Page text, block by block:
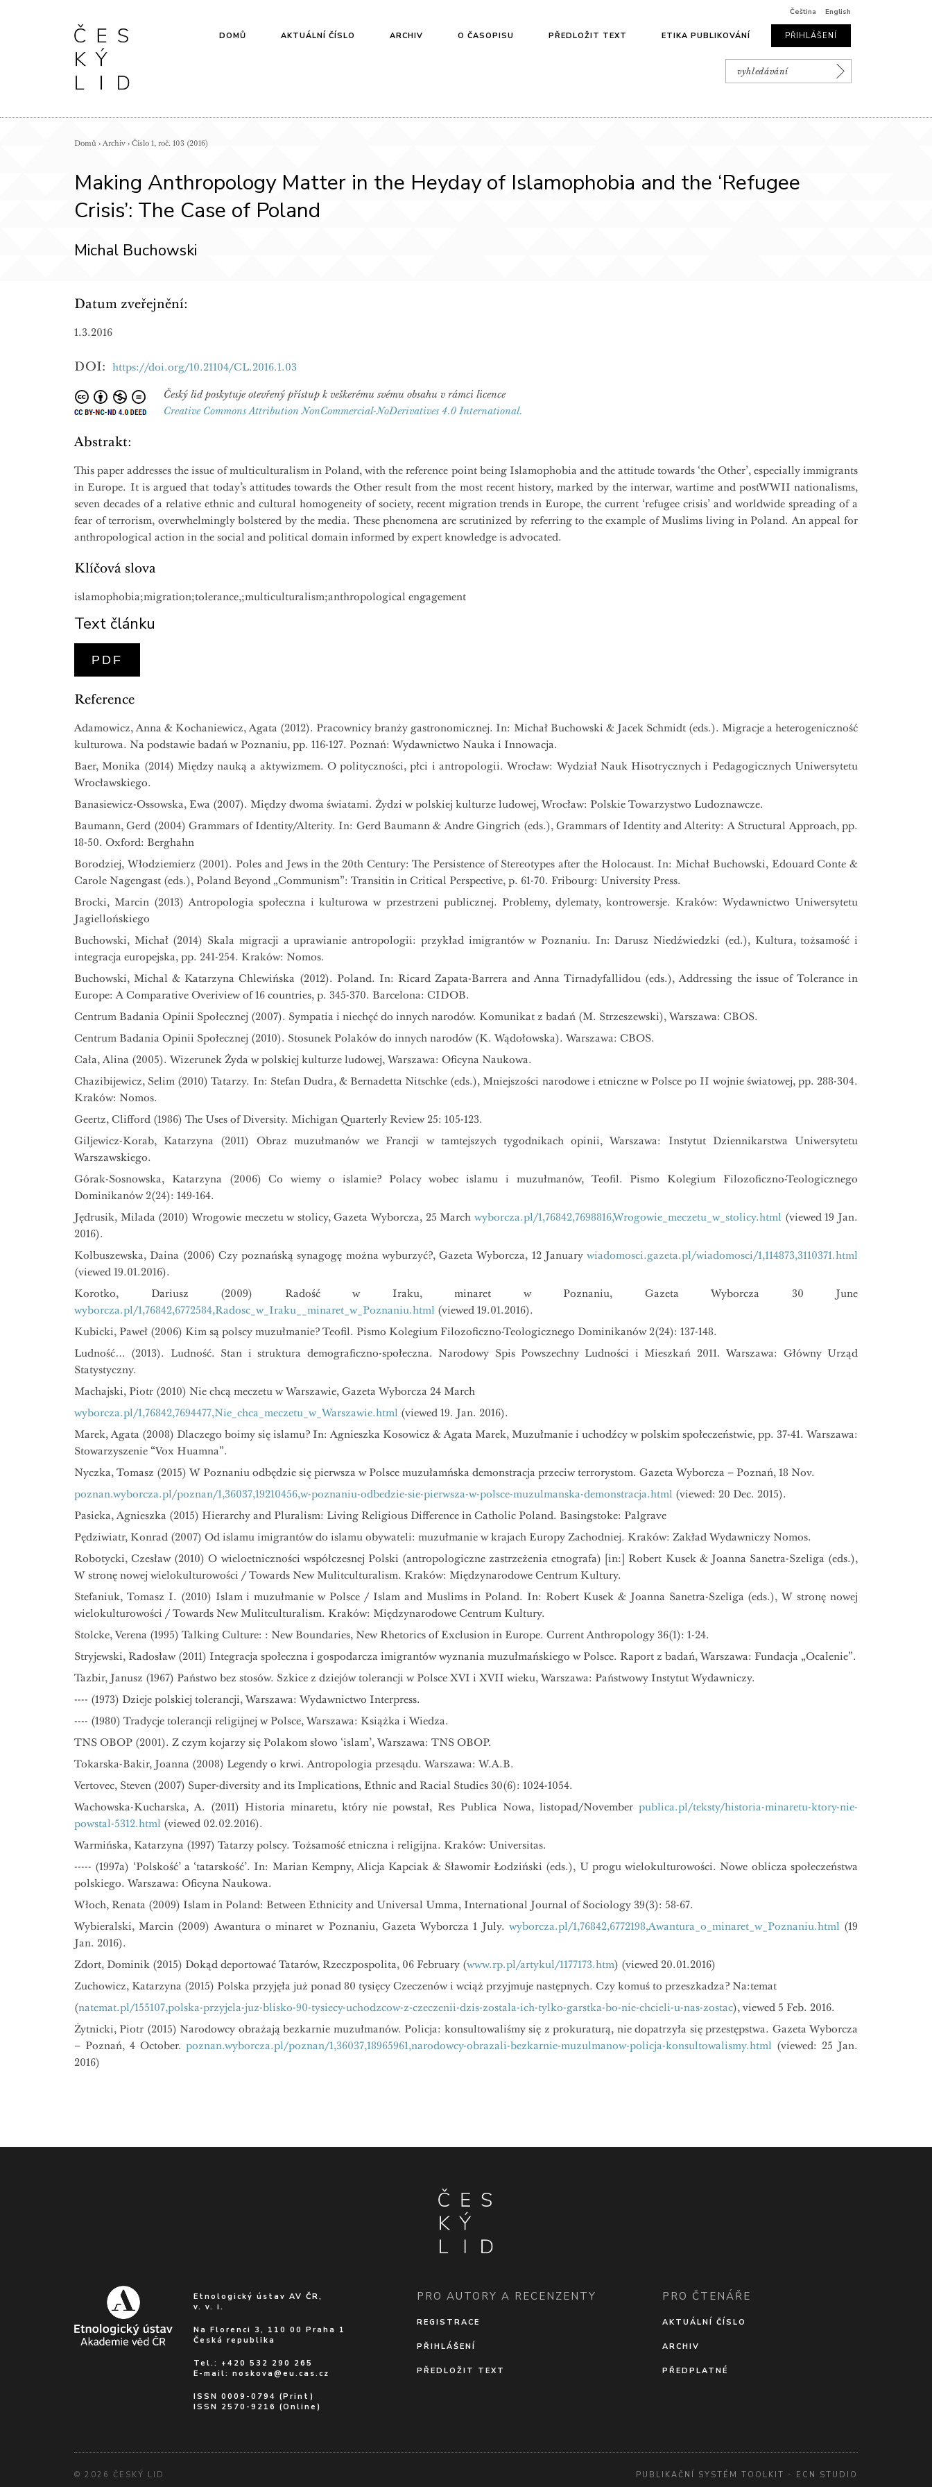
Čeština English
DOMŮ AKTUÁLNÍ ČÍSLO ARCHIV O ČASOPISU PŘEDLOŽIT TEXT ETIKA PUBLIKOVÁNÍ PŘIHLÁŠENÍ
Domů › Archiv › Číslo 1, roč. 103 (2016)
Making Anthropology Matter in the Heyday of Islamophobia and the ‘Refugee
Crisis’: The Case of Poland
Michal Buchowski
Datum zveřejnění:
1.3.2016
DOI: https://doi.org/10.21104/CL.2016.1.03
Český lid poskytuje otevřený přístup k veškerému svému obsahu v rámci licence
Creative Commons Attribution NonCommercial-NoDerivatives 4.0 International.
Abstrakt:
This paper addresses the issue of multiculturalism in Poland, with the reference point being Islamophobia and the attitude towards ‘the Other’, especially immigrants
in Europe. It is argued that today’s attitudes towards the Other result from the most recent history, marked by the interwar, wartime and postWWII nationalisms,
seven decades of a relative ethnic and cultural homogeneity of society, recent migration trends in Europe, the current ‘refugee crisis’ and worldwide spreading of a
fear of terrorism, overwhelmingly bolstered by the media. These phenomena are scrutinized by referring to the example of Muslims living in Poland. An appeal for
anthropological action in the social and political domain informed by expert knowledge is advocated.
Klíčová slova
islamophobia;migration;tolerance,;multiculturalism;anthropological engagement
Text článku
PDF
Reference
Adamowicz, Anna & Kochaniewicz, Agata (2012). Pracownicy branży gastronomicznej. In: Michał Buchowski & Jacek Schmidt (eds.). Migracje a heterogeniczność
kulturowa. Na podstawie badań w Poznaniu, pp. 116-127. Poznań: Wydawnictwo Nauka i Innowacja.
Baer, Monika (2014) Między nauką a aktywizmem. O polityczności, płci i antropologii. Wrocław: Wydział Nauk Hisotrycznych i Pedagogicznych Uniwersytetu
Wrocławskiego.
Banasiewicz-Ossowska, Ewa (2007). Między dwoma światami. Żydzi w polskiej kulturze ludowej, Wrocław: Polskie Towarzystwo Ludoznawcze.
Baumann, Gerd (2004) Grammars of Identity/Alterity. In: Gerd Baumann & Andre Gingrich (eds.), Grammars of Identity and Alterity: A Structural Approach, pp.
18-50. Oxford: Berghahn
Borodziej, Włodziemierz (2001). Poles and Jews in the 20th Century: The Persistence of Stereotypes after the Holocaust. In: Michał Buchowski, Edouard Conte &
Carole Nagengast (eds.), Poland Beyond „Communism”: Transitin in Critical Perspective, p. 61-70. Fribourg: University Press.
Brocki, Marcin (2013) Antropologia społeczna i kulturowa w przestrzeni publicznej. Problemy, dylematy, kontrowersje. Kraków: Wydawnictwo Uniwersytetu
Jagiellońskiego
Buchowski, Michał (2014) Skala migracji a uprawianie antropologii: przykład imigrantów w Poznaniu. In: Darusz Niedźwiedzki (ed.), Kultura, tożsamość i
integracja europejska, pp. 241-254. Kraków: Nomos.
Buchowski, Michal & Katarzyna Chlewińska (2012). Poland. In: Ricard Zapata-Barrera and Anna Tirnadyfallidou (eds.), Addressing the issue of Tolerance in
Europe: A Comparative Overiview of 16 countries, p. 345-370. Barcelona: CIDOB.
Centrum Badania Opinii Społecznej (2007). Sympatia i niechęć do innych narodów. Komunikat z badań (M. Strzeszewski), Warszawa: CBOS.
Centrum Badania Opinii Społecznej (2010). Stosunek Polaków do innych narodów (K. Wądołowska). Warszawa: CBOS.
Cała, Alina (2005). Wizerunek Żyda w polskiej kulturze ludowej, Warszawa: Oficyna Naukowa.
Chazibijewicz, Selim (2010) Tatarzy. In: Stefan Dudra, & Bernadetta Nitschke (eds.), Mniejszości narodowe i etniczne w Polsce po II wojnie światowej, pp. 288-304.
Kraków: Nomos.
Geertz, Clifford (1986) The Uses of Diversity. Michigan Quarterly Review 25: 105-123.
Giljewicz-Korab, Katarzyna (2011) Obraz muzułmanów we Francji w tamtejszych tygodnikach opinii, Warszawa: Instytut Dziennikarstwa Uniwersytetu
Warszawskiego.
Górak-Sosnowska, Katarzyna (2006) Co wiemy o islamie? Polacy wobec islamu i muzułmanów, Teofil. Pismo Kolegium Filozoficzno-Teologicznego
Dominikanów 2(24): 149-164.
Jędrusik, Milada (2010) Wrogowie meczetu w stolicy, Gazeta Wyborcza, 25 Marchwyborcza.pl/1,76842,7698816,Wrogowie_meczetu_w_stolicy.html (viewed 19 Jan.
2016).
Kolbuszewska, Daina (2006) Czy poznańską synagogę można wyburzyć?, Gazeta Wyborcza, 12 January wiadomosci.gazeta.pl/wiadomosci/1,114873,3110371.html
(viewed 19.01.2016).
Korotko, Dariusz (2009) Radość w Iraku, minaret w Poznaniu, Gazeta Wyborcza 30 June
wyborcza.pl/1,76842,6772584,Radosc_w_Iraku__minaret_w_Poznaniu.html (viewed 19.01.2016).
Kubicki, Paweł (2006) Kim są polscy muzułmanie? Teofil. Pismo Kolegium Filozoficzno-Teologicznego Dominikanów 2(24): 137-148.
Ludność… (2013). Ludność. Stan i struktura demograficzno-społeczna. Narodowy Spis Powszechny Ludności i Mieszkań 2011. Warszawa: Główny Urząd
Statystyczny.
Machajski, Piotr (2010) Nie chcą meczetu w Warszawie, Gazeta Wyborcza 24 March
wyborcza.pl/1,76842,7694477,Nie_chca_meczetu_w_Warszawie.html (viewed 19. Jan. 2016).
Marek, Agata (2008) Dlaczego boimy się islamu? In: Agnieszka Kosowicz & Agata Marek, Muzułmanie i uchodźcy w polskim społeczeństwie, pp. 37-41. Warszawa:
Stowarzyszenie “Vox Huamna”.
Nyczka, Tomasz (2015) W Poznaniu odbędzie się pierwsza w Polsce muzułamńska demonstracja przeciw terrorystom. Gazeta Wyborcza – Poznań, 18 Nov.
poznan.wyborcza.pl/poznan/1,36037,19210456,w-poznaniu-odbedzie-sie-pierwsza-w-polsce-muzulmanska-demonstracja.html (viewed: 20 Dec. 2015).
Pasieka, Agnieszka (2015) Hierarchy and Pluralism: Living Religious Difference in Catholic Poland. Basingstoke: Palgrave
Pędziwiatr, Konrad (2007) Od islamu imigrantów do islamu obywateli: muzułmanie w krajach Europy Zachodniej. Kraków: Zakład Wydawniczy Nomos.
Robotycki, Czesław (2010) O wieloetniczności współczesnej Polski (antropologiczne zastrzeżenia etnografa) [in:] Robert Kusek & Joanna Sanetra-Szeliga (eds.),
W stronę nowej wielokulturowości / Towards New Mulitculturalism. Kraków: Międzynarodowe Centrum Kultury.
Stefaniuk, Tomasz I. (2010) Islam i muzułmanie w Polsce / Islam and Muslims in Poland. In: Robert Kusek & Joanna Sanetra-Szeliga (eds.), W stronę nowej
wielokulturowości / Towards New Mulitculturalism. Kraków: Międzynarodowe Centrum Kultury.
Stolcke, Verena (1995) Talking Culture: : New Boundaries, New Rhetorics of Exclusion in Europe. Current Anthropology 36(1): 1-24.
Stryjewski, Radosław (2011) Integracja społeczna i gospodarcza imigrantów wyznania muzułmańskiego w Polsce. Raport z badań, Warszawa: Fundacja „Ocalenie”.
Tazbir, Janusz (1967) Państwo bez stosów. Szkice z dziejów tolerancji w Polsce XVI i XVII wieku, Warszawa: Państwowy Instytut Wydawniczy.
---- (1973) Dzieje polskiej tolerancji, Warszawa: Wydawnictwo Interpress.
---- (1980) Tradycje tolerancji religijnej w Polsce, Warszawa: Książka i Wiedza.
TNS OBOP (2001). Z czym kojarzy się Polakom słowo ‘islam’, Warszawa: TNS OBOP.
Tokarska-Bakir, Joanna (2008) Legendy o krwi. Antropologia przesądu. Warszawa: W.A.B.
Vertovec, Steven (2007) Super-diversity and its Implications, Ethnic and Racial Studies 30(6): 1024-1054.
Wachowska-Kucharska, A. (2011) Historia minaretu, który nie powstał, Res Publica Nowa, listopad/November publica.pl/teksty/historia-minaretu-ktory-nie-
powstal-5312.html (viewed 02.02.2016).
Warmińska, Katarzyna (1997) Tatarzy polscy. Tożsamość etniczna i religijna. Kraków: Universitas.
----- (1997a) ‘Polskość’ a ‘tatarskość’. In: Marian Kempny, Alicja Kapciak & Sławomir Łodziński (eds.), U progu wielokulturowości. Nowe oblicza społeczeństwa
polskiego. Warszawa: Oficyna Naukowa.
Włoch, Renata (2009) Islam in Poland: Between Ethnicity and Universal Umma, International Journal of Sociology 39(3): 58-67.
Wybieralski, Marcin (2009) Awantura o minaret w Poznaniu, Gazeta Wyborcza 1 July. wyborcza.pl/1,76842,6772198,Awantura_o_minaret_w_Poznaniu.html (19
Jan. 2016).
Zdort, Dominik (2015) Dokąd deportować Tatarów, Rzeczpospolita, 06 February (www.rp.pl/artykul/1177173.htm) (viewed 20.01.2016)
Zuchowicz, Katarzyna (2015) Polska przyjęła już ponad 80 tysięcy Czeczenów i wciąż przyjmuje następnych. Czy komuś to przeszkadza? Na:temat
(natemat.pl/155107,polska-przyjela-juz-blisko-90-tysiecy-uchodzcow-z-czeczenii-dzis-zostala-ich-tylko-garstka-bo-nie-chcieli-u-nas-zostac), viewed 5 Feb. 2016.
Żytnicki, Piotr (2015) Narodowcy obrażają bezkarnie muzułmanów. Policja: konsultowaliśmy się z prokuraturą, nie dopatrzyła się przestępstwa. Gazeta Wyborcza
– Poznań, 4 October.poznan.wyborcza.pl/poznan/1,36037,18965961,narodowcy-obrazali-bezkarnie-muzulmanow-policja-konsultowalismy.html (viewed: 25 Jan.
2016)
Etnologický ústav AV ČR,
v. v. i.
Na Florenci 3, 110 00 Praha 1
Česká republika
Tel.: +420 532 290 265
E-mail: noskova@eu.cas.cz
ISSN 0009-0794 (Print)
ISSN 2570-9216 (Online)
PRO AUTORY A RECENZENTY
REGISTRACE
PŘIHLÁŠENÍ
PŘEDLOŽIT TEXT
PRO ČTENÁŘE
AKTUÁLNÍ ČÍSLO
ARCHIV
PŘEDPLATNÉ
© 2026 ČESKÝ LID PUBLIKAČNÍ SYSTÉM TOOLKIT - ECN STUDIO